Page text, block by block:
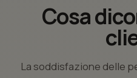
Cosa
La soddisfazione delle